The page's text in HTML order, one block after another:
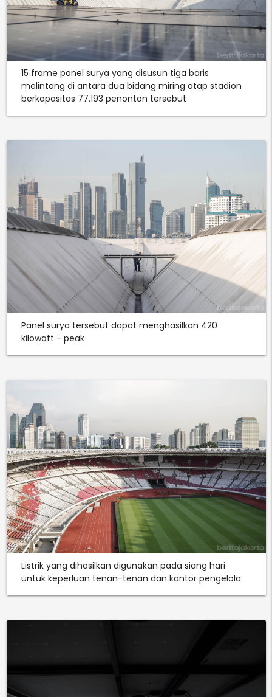
15 frame panel surya yang disusun tiga baris
melintang di antara dua bidang miring atap stadion
berkapasitas 77.193 penonton tersebut
Panel surya tersebut dapat menghasilkan 420
kilowatt - peak
Listrik yang dihasilkan digunakan pada siang hari
untuk keperluan tenan-tenan dan kantor pengelola